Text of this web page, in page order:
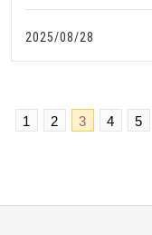
2025/08/28
1 2 3 4 5